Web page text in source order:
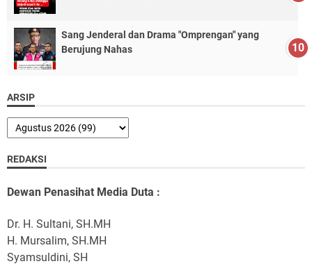
Sang Jenderal dan Drama "Omprengan" yang
Berujung Nahas
ARSIP
REDAKSI
Dewan Penasihat Media Duta :
Dr. H. Sultani, SH.MH
H. Mursalim, SH.MH
Syamsuldini, SH